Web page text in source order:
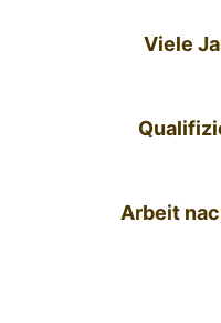
Viele
Arbeit